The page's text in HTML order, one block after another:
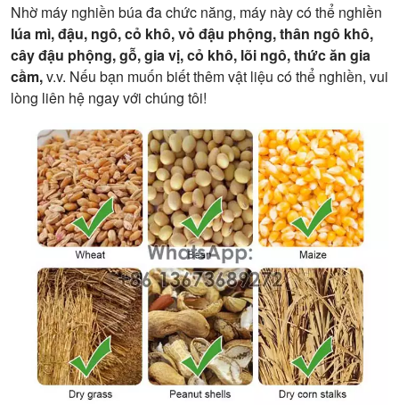
Nhờ máy nghiền búa đa chức năng, máy này có thể nghiền
lúa mì, đậu, ngô, cỏ khô, vỏ đậu phộng, thân ngô khô,
cây đậu phộng, gỗ, gia vị, cỏ khô, lõi ngô, thức ăn gia
cầm,v.v. Nếu bạn muốn biết thêm vật liệu có thể nghiền, vui
lòng liên hệ ngay với chúng tôi!